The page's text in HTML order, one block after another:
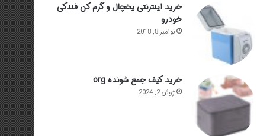
خرید اینترنتی یخچال و گرم کن فندکی
خودرو
نوامبر 8, 2018
خرید کیف جمع شونده org
ژوئن 2, 2024